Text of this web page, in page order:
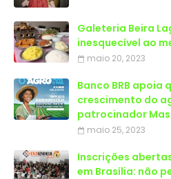
Galeteria Beira
inesquecível ao
maio 20, 2023
Banco BRB apoia
crescimento do
patrocinador
maio 25, 2023
Inscrições
em Brasília: não